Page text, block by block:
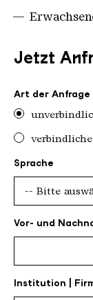
Jetzt
Art der Anfrage
Sprache
Vor- und
Institution |